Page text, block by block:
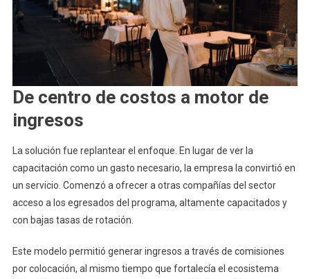
De centro de costos a motor de
ingresos
La solución fue replantear el enfoque. En lugar de ver la
capacitación como un gasto necesario, la empresa la convirtió en
un servicio. Comenzó a ofrecer a otras compañías del sector
acceso a los egresados del programa, altamente capacitados y
con bajas tasas de rotación.
Este modelo permitió generar ingresos a través de comisiones
por colocación, al mismo tiempo que fortalecía el ecosistema